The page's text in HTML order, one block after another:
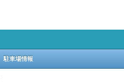
駐車場情報